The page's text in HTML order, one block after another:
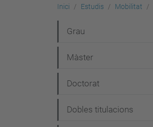
Inici Estudis Mobilitat
a
v
g
a
Grau
Màster
Doctorat
Dobles titulacions